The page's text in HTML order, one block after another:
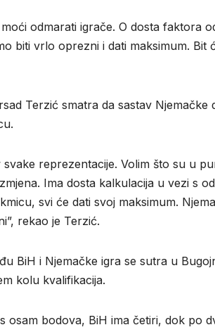
odmarati igrače. O dosta faktora
biti vrlo oprezni i dati maksimum.
Terzić smatra da sastav
reprezentacije. Volim što su u
Ima dosta kalkulacija u vezi s
svi će dati svoj maksimum.
rekao je Terzić.
BiH i Njemačke igra se sutra u
kolu kvalifikacija.
osam bodova, BiH ima četiri, dok po